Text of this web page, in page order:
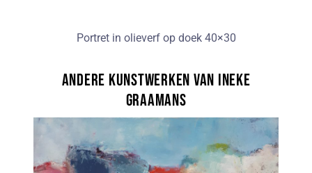
Portret in olieverf op doek 40×30
Andere kunstwerken van Ineke
Graamans